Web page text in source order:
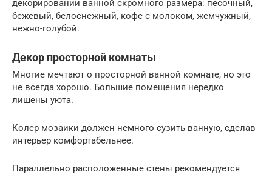
декорировании ванной скромного размера: песочный,
бежевый, белоснежный, кофе с молоком, жемчужный,
нежно-голубой.
Декор просторной комнаты
Многие мечтают о просторной ванной комнате, но это
не всегда хорошо. Большие помещения нередко
лишены уюта.
Колер мозаики должен немного сузить ванную, сделав
интерьер комфортабельнее.
Параллельно расположенные стены рекомендуется